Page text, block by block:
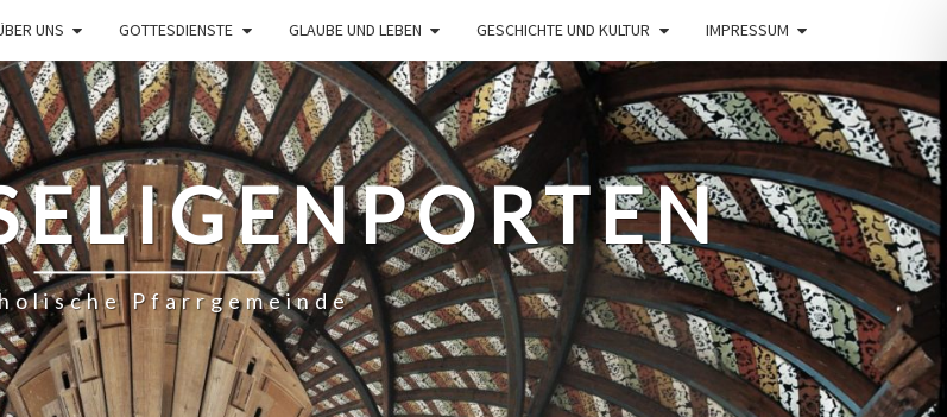
UNS GOTTESDIENSTE GLAUBE UND LEBEN GESCHICHTE UND KULTUR IMPRESSUM
Pfarrgemeinde